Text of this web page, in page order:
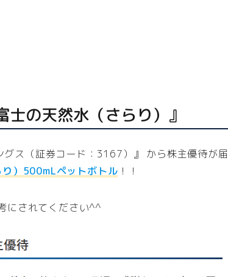
の天然水（さらり）』
ス（証券コード：3167）』 から株主優待が届
）500mLペットボトル ！！
にされてください^^